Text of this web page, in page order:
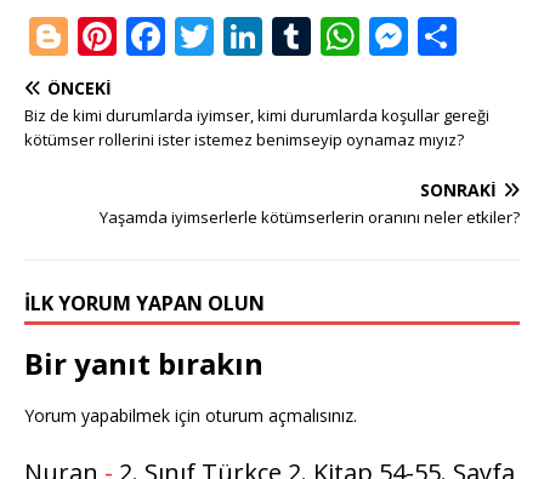
Bl
o
g
g
Pi
te
r
st
F
c
e
o
k
T
it
te
Li
k
e
n
T
m
bl
W
at
s
p
M
ss
e
n
g
r
ar
e
ÖNCEKI
Biz de kimi durumlarda iyimser, kimi durumlarda koşullar gereği
kötümser rollerini ister istemez benimseyip oynamaz mıyız?
SONRAKI
Yaşamda iyimserlerle kötümserlerin oranını neler etkiler?
İLK YORUM YAPAN OLUN
Bir yanıt bırakın
Yorum yapabilmek için oturum açmalısınız.
Nuran - 2. Sınıf Türkçe 2. Kitap 54-55. Sayfa